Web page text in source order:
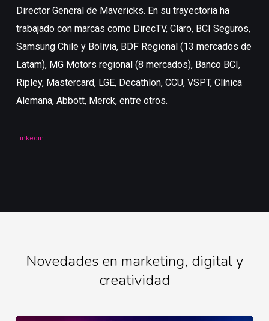
Director General de Mavericks. En su trayectoria ha
trabajado con marcas como DirecTV, Claro, BCI Seguros,
Samsung Chile y Bolivia, BDF Regional (13 mercados de
Latam), MG Motors regional (8 mercados), Banco BCI,
Ripley, Mastercard, LGE, Decathlon, CCU, VSPT, Clínica
Alemana, Abbott, Merck, entre otros.
Linkedin
Novedades en marketing, digital y
creatividad